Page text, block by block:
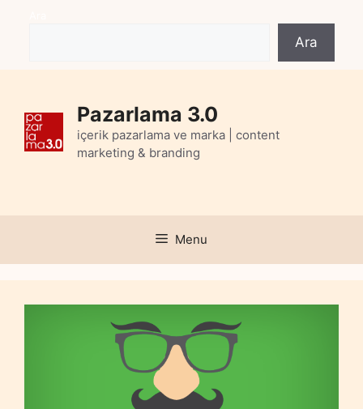
Ara
Pazarlama 3.0
içerik pazarlama ve marka | content
marketing & branding
Menu